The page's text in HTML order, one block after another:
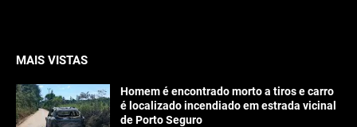
MAIS VISTAS
Homem é encontrado morto a tiros e carro
é localizado incendiado em estrada vicinal
de Porto Seguro